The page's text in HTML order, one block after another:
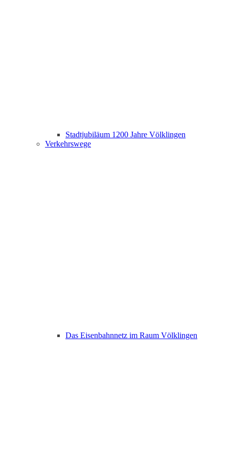
Stadtjubiläum 1200 Jahre Völklingen
Verkehrswege
Das Eisenbahnnetz im Raum Völklingen